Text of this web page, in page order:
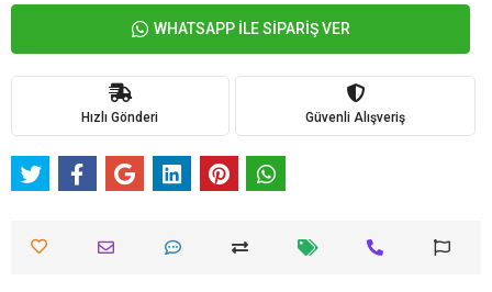
WHATSAPP İLE SİPARİŞ VER
Hızlı Gönderi Güvenli Alışveriş